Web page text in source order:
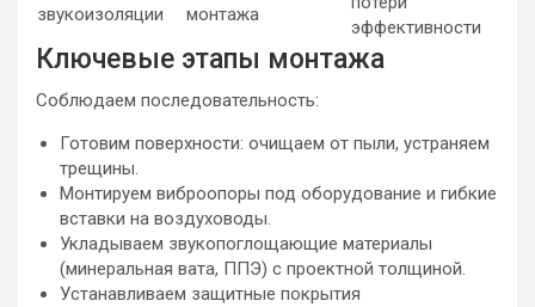
звукоизоляции
монтажа
эффективности
Ключевые этапы монтажа
Соблюдаем последовательность:
Готовим поверхности: очищаем от пыли, устраняем
трещины.
Монтируем виброопоры под оборудование и гибкие
вставки на воздуховоды.
Укладываем звукопоглощающие материалы
(минеральная вата, ППЭ) с проектной толщиной.
Устанавливаем защитные покрытия